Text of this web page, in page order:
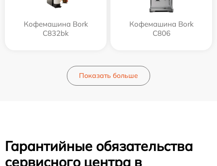
Кофемашина Bork
C832bk
Кофемашина Bork
C806
Показать больше
Гарантийные обязательства
сервисного центра в